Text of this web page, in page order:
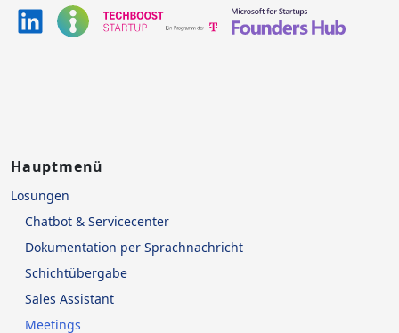
Hauptmenü
Lösungen
Chatbot & Servicecenter
Dokumentation per Sprachnachricht
Schichtübergabe
Sales Assistant
Meetings